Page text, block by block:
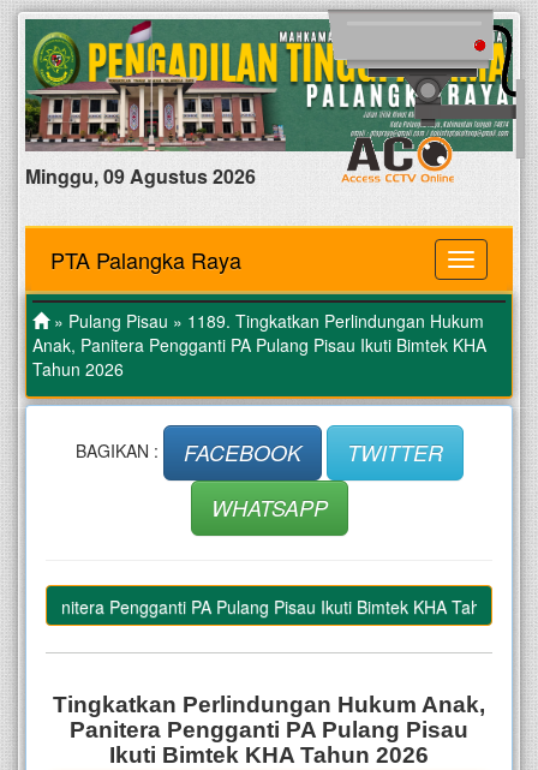
Minggu, 09 Agustus 2026
MENU
PTA Palangka Raya
» Pulang Pisau » 1189. Tingkatkan Perlindungan Hukum
Anak, Panitera Pengganti PA Pulang Pisau Ikuti Bimtek KHA
Tahun 2026
BAGIKAN : FACEBOOK
TWITTER
WHATSAPP
Pengganti PA Pulang Pisau Ikuti Bimtek KHA Tahun 2026
Tingkatkan Perlindungan Hukum Anak,
Panitera Pengganti PA Pulang Pisau
Ikuti Bimtek KHA Tahun 2026